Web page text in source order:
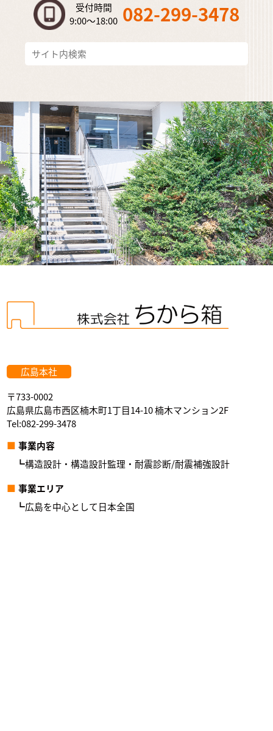
受付時間
9:00～18:00 082-299-3478
広島本社
〒733-0002
広島県広島市西区楠木町1丁目14-10 楠木マンション2F
Tel:082-299-3478
事業内容
構造設計・構造設計監理・耐震診断/耐震補強設計
事業エリア
広島を中心として日本全国